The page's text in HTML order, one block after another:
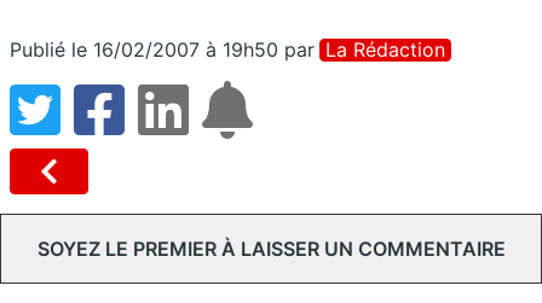
Publié le 16/02/2007 à 19h50 par La Rédaction
SOYEZ LE PREMIER À LAISSER UN COMMENTAIRE